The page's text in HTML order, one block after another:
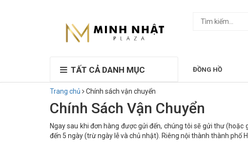
TẤT CẢ DANH MỤC ĐỒNG HỒ
Trang chủ Chính sách vận chuyển
Chính Sách Vận Chuyển
Ngay sau khi đơn hàng được gửi đến, chúng tôi sẽ gửi thư
đến 5 ngày (trừ ngày lễ và chủ nhật). Riêng nội thành thành phố